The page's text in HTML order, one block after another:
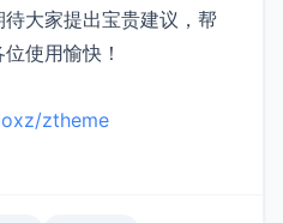
大家提出宝贵建议，帮
使用愉快！
ztheme